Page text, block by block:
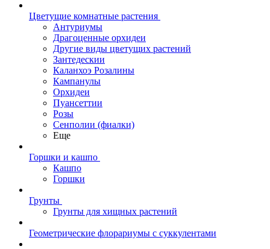
Цветущие комнатные растения
Антуриумы
Драгоценные орхидеи
Другие виды цветущих растений
Зантедескии
Каланхоэ Розалины
Кампанулы
Орхидеи
Пуансеттии
Розы
Сенполии (фиалки)
Еще
Горшки и кашпо
Кашпо
Горшки
Грунты
Грунты для хищных растений
Геометрические флорариумы с суккулентами